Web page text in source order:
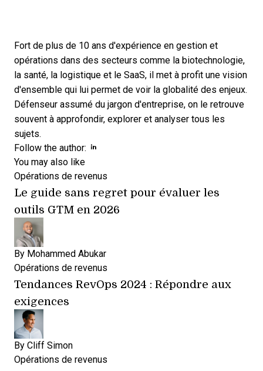
Fort de plus de 10 ans d'expérience en gestion et
opérations dans des secteurs comme la biotechnologie,
la santé, la logistique et le SaaS, il met à profit une vision
d'ensemble qui lui permet de voir la globalité des enjeux.
Défenseur assumé du jargon d'entreprise, on le retrouve
souvent à approfondir, explorer et analyser tous les
sujets.
Follow the author: Opens new window
You may also like
Opérations de revenus
Le guide sans regret pour évaluer les
outils GTM en 2026
By Mohammed Abukar
Opérations de revenus
Tendances RevOps 2024 : Répondre aux
exigences
By Cliff Simon
Opérations de revenus